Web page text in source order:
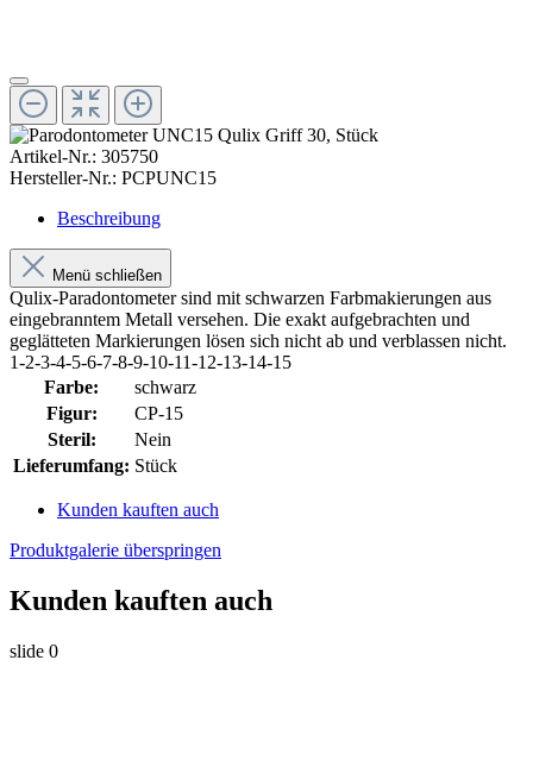
Artikel-Nr.: 305750
Hersteller-Nr.: PCPUNC15
Beschreibung
Menü schließen
Qulix-Paradontometer sind mit schwarzen Farbmakierungen aus
eingebranntem Metall versehen. Die exakt aufgebrachten und
geglätteten Markierungen lösen sich nicht ab und verblassen nicht.
1-2-3-4-5-6-7-8-9-10-11-12-13-14-15
Farbe:
schwarz
Figur:
CP-15
Steril:
Nein
Lieferumfang: Stück
Kunden kauften auch
Produktgalerie überspringen
Kunden kauften auch
slide 0